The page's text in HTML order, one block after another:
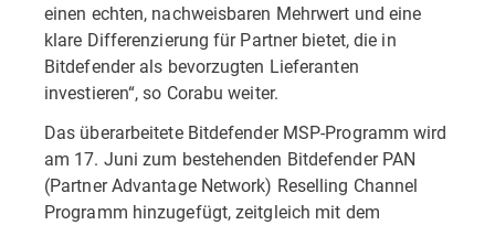
einen echten, nachweisbaren Mehrwert und eine
klare Differenzierung für Partner bietet, die in
Bitdefender als bevorzugten Lieferanten
investieren“, so Corabu weiter.
Das überarbeitete Bitdefender MSP-Programm wird
am 17. Juni zum bestehenden Bitdefender PAN
(Partner Advantage Network) Reselling Channel
Programm hinzugefügt, zeitgleich mit dem